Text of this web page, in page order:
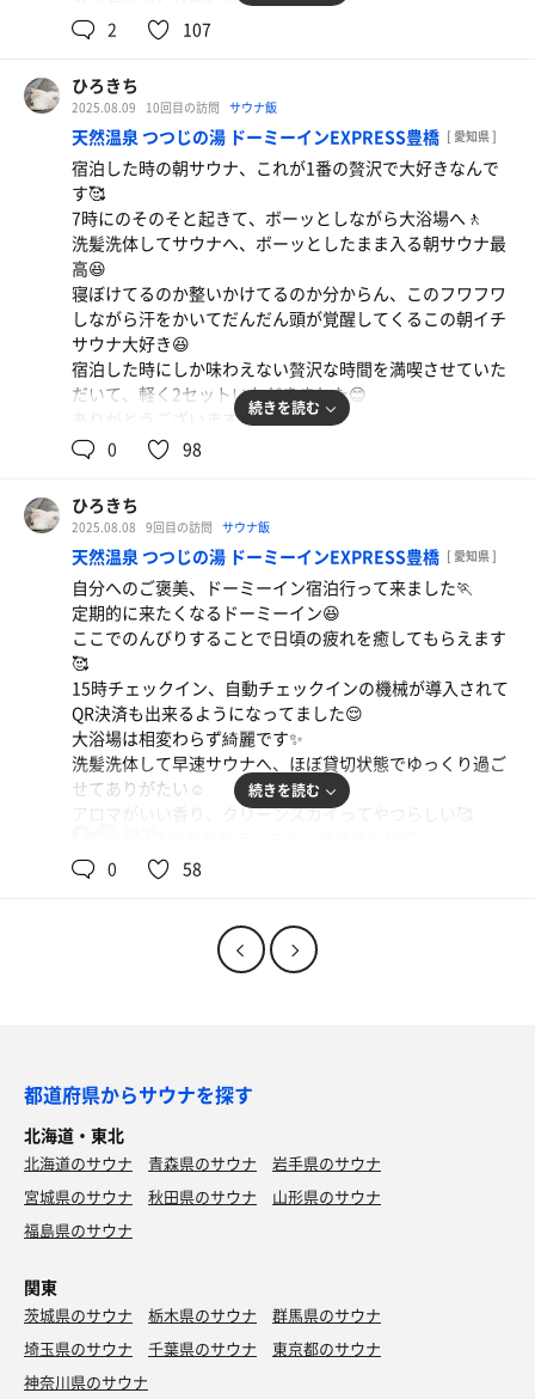
今日も4セットいただきました、ありがとうございます☺️
しまい逃してしまったぜ🤣
炭酸風呂、今日は炭酸強めな感じで泡シュワシュワで気持
ち良すぎた🥰
本宮の平和でのんびりした空気にも癒されて、疲れがとれ
ました✨
牛丼
吉野家の七味ってあまり辛くなくて旨みが強くて、つ
いついかけすぎちゃうよね🤣
2 107
ひろきち
2025.08.09 10回目の訪問 サウナ飯
天然温泉 つつじの湯 ドーミーインEXPRESS豊橋 [ 愛知県 ]
宿泊した時の朝サウナ、これが1番の贅沢で大好きなんで
す🥰
7時にのそのそと起きて、ボーッとしながら大浴場へ🚶
洗髪洗体してサウナへ、ボーッとしたまま入る朝サウナ最
高😆
寝ぼけてるのか整いかけてるのか分からん、このフワフワ
しながら汗をかいてだんだん頭が覚醒してくるこの朝イチ
サウナ大好き😆
宿泊した時にしか味わえない贅沢な時間を満喫させていた
だいて、軽く2セットいただきました😊
ありがとうございます✨
最高😆
あさりの味噌汁や夏なのでスイカがあったり、腹いっぱい
いただきました☺️
しっかり癒されて、今回のドミ活も大勝利でした👍
続きを読む
0 98
ひろきち
2025.08.08 9回目の訪問 サウナ飯
天然温泉 つつじの湯 ドーミーインEXPRESS豊橋 [ 愛知県 ]
自分へのご褒美、ドーミーイン宿泊行って来ました🏃
定期的に来たくなるドーミーイン😆
ここでのんびりすることで日頃の疲れを癒してもらえます
🥰
15時チェックイン、自動チェックインの機械が導入されて
QR決済も出来るようになってました😌
大浴場は相変わらず綺麗です✨
洗髪洗体して早速サウナへ、ほぼ貸切状態でゆっくり過ご
せてありがたい☺️
アロマがいい香り、クリーンスカイってやつらしい🥰
ご褒美の水風呂は20度で入りやすい温度、ゆっくり浸かっ
りのんびり休憩出来ました😊
この空いてる時間帯が最高です✨
夜は夜鳴きそばをいただきました🍜
続きを読む
0 58
都道府県からサウナを探す
北海道・東北
北海道のサウナ 青森県のサウナ
岩手県のサウナ
宮城県のサウナ
秋田県のサウナ
山形県のサウナ
福島県のサウナ
関東
茨城県のサウナ 栃木県のサウナ
群馬県のサウナ
埼玉県のサウナ
千葉県のサウナ
東京都のサウナ
神奈川県のサウナ